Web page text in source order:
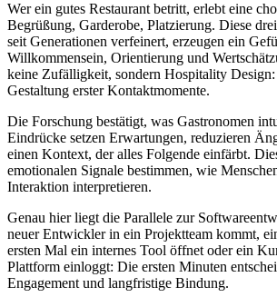
Wer ein gutes Restaurant betritt, erlebt eine
Begrüßung, Garderobe, Platzierung. Diese
seit Generationen verfeinert, erzeugen ein
Willkommensein, Orientierung und
keine Zufälligkeit, sondern Hospitality Design:
Gestaltung erster Kontaktmomente.
Die Forschung bestätigt, was Gastronomen
Eindrücke setzen Erwartungen, reduzieren
einen Kontext, der alles Folgende einfärbt.
emotionalen Signale bestimmen, wie
Interaktion interpretieren.
Genau hier liegt die Parallele zur
neuer Entwickler in ein Projektteam kommt,
ersten Mal ein internes Tool öffnet oder ein
Plattform einloggt: Die ersten Minuten
Engagement und langfristige Bindung.